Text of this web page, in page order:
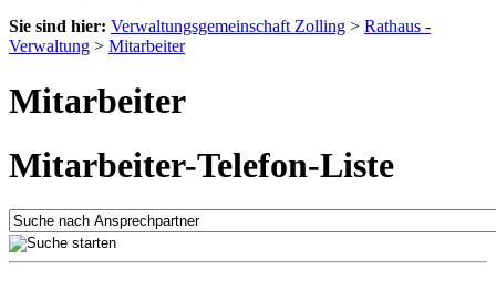
Sie sind hier: Verwaltungsgemeinschaft Zolling > Rathaus -
Verwaltung > Mitarbeiter
Mitarbeiter
Mitarbeiter-Telefon-Liste